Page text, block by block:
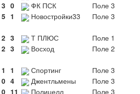
3 0 ФК ПСК
Поле 3
5 1 Новостройки33
Поле 3
2 3 Т ПЛЮС
Поле 1
2 3 Восход
Поле 2
1 1 Спортинг
Поле 3
0 4 Джентльмены
Поле 3
0 11 Полицелл
Поле 3